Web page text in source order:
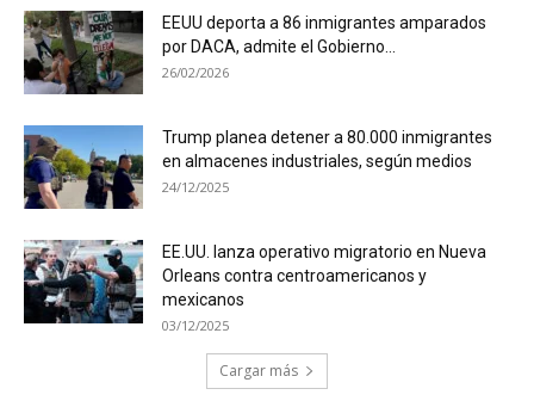
EEUU deporta a 86 inmigrantes amparados
por DACA, admite el Gobierno...
26/02/2026
Trump planea detener a 80.000 inmigrantes
en almacenes industriales, según medios
24/12/2025
EE.UU. lanza operativo migratorio en Nueva
Orleans contra centroamericanos y
mexicanos
03/12/2025
Cargar más